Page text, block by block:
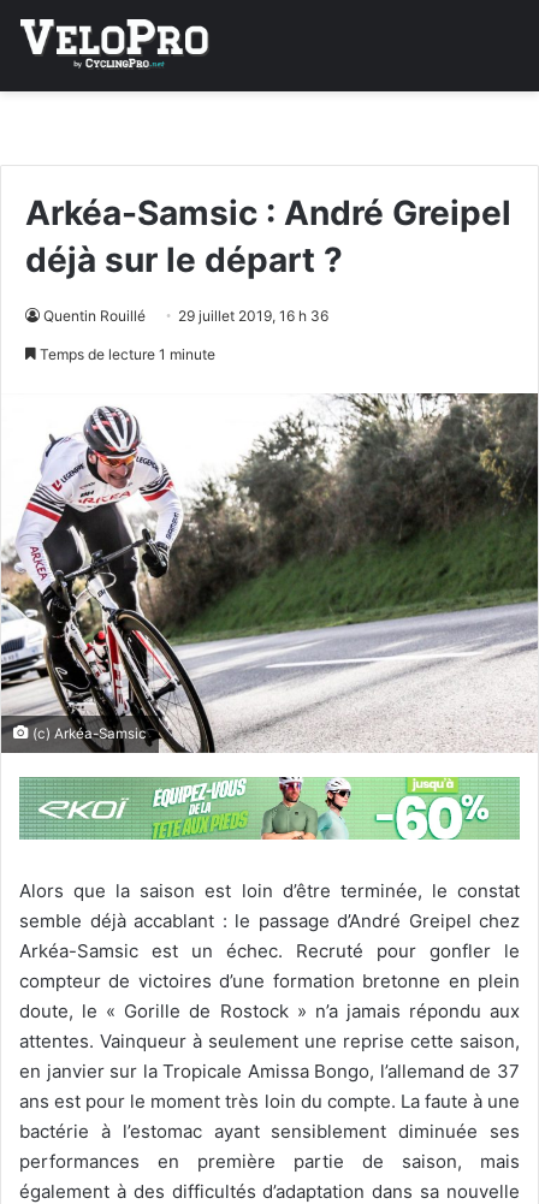
Arkéa-Samsic : André Greipel
déjà sur le départ ?
Quentin Rouillé 29 juillet 2019, 16 h 36
Temps de lecture 1 minute
(c) Arkéa-Samsic
Alors que la saison est loin d’être terminée, le constat
semble déjà accablant : le passage d’André Greipel chez
Arkéa-Samsic est un échec. Recruté pour gonfler le
compteur de victoires d’une formation bretonne en plein
doute, le « Gorille de Rostock » n’a jamais répondu aux
attentes. Vainqueur à seulement une reprise cette saison,
en janvier sur la Tropicale Amissa Bongo, l’allemand de 37
ans est pour le moment très loin du compte. La faute à une
bactérie à l’estomac ayant sensiblement diminuée ses
performances en première partie de saison, mais
également à des difficultés d’adaptation dans sa nouvelle